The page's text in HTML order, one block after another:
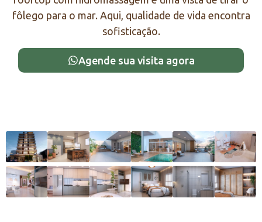
fôlego para o mar. Aqui, qualidade de vida encontra
sofisticação.
Agende sua visita agora